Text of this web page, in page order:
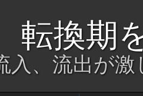
転換期
入、流出が